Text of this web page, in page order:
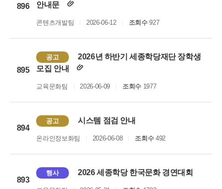
896
안내문
콘텐츠개발팀 2026-06-12 조회수927
895
공고
2026년 하반기 세종학당재단 장학생
모집 안내
교육문화팀 2026-06-09 조회수1977
894
공고 시스템 점검 안내
온라인정보화팀 2026-06-08 조회수492
893
행사 2026 세종학당 한국문화 경연대회